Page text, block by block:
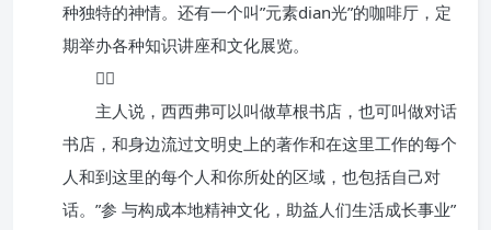
种独特的神情。还有一个叫”元素dian光”的咖啡厅，定
期举办各种知识讲座和文化展览。

主人说，西西弗可以叫做草根书店，也可叫做对话
书店，和身边流过文明史上的著作和在这里工作的每个
人和到这里的每个人和你所处的区域，也包括自己对
话。”参 与构成本地精神文化，助益人们生活成长事业”